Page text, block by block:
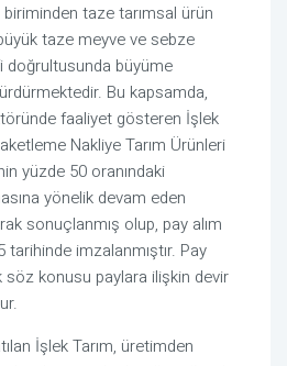
taze tarımsal ürün
taze meyve ve sebze
doğrultusunda büyüme
Bu kapsamda,
faaliyet gösteren İşlek
Nakliye Tarım Ürünleri
yüzde 50 oranındaki
yönelik devam eden
sonuçlanmış olup, pay alım
imzalanmıştır. Pay
söz konusu paylara ilişkin devir
İşlek Tarım, üretimden